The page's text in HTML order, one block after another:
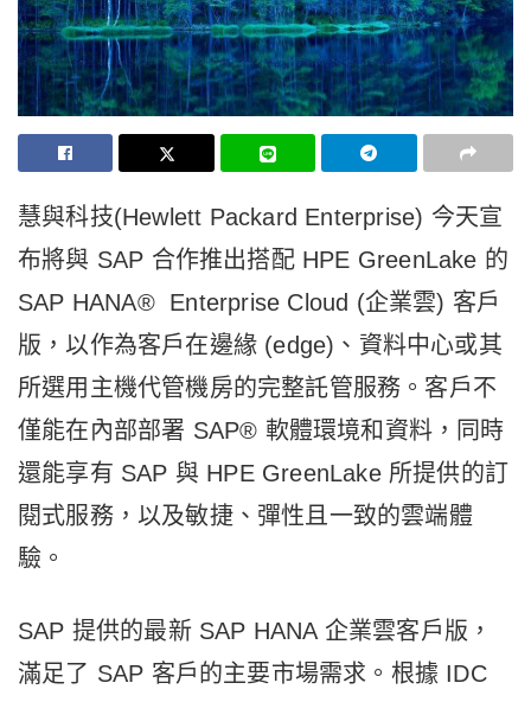
慧與科技(Hewlett Packard Enterprise) 今天宣
布將與 SAP 合作推出搭配 HPE GreenLake 的
SAP HANA® Enterprise Cloud (企業雲) 客戶
版，以作為客戶在邊緣 (edge)、資料中心或其
所選用主機代管機房的完整託管服務。客戶不
僅能在內部部署 SAP® 軟體環境和資料，同時
還能享有 SAP 與 HPE GreenLake 所提供的訂
閱式服務，以及敏捷、彈性且一致的雲端體
驗。
SAP 提供的最新 SAP HANA 企業雲客戶版，
滿足了 SAP 客戶的主要市場需求。根據 IDC